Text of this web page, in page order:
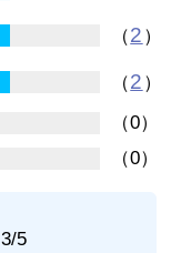
（2 ）
（2 ）
（0）
（0）
3/5